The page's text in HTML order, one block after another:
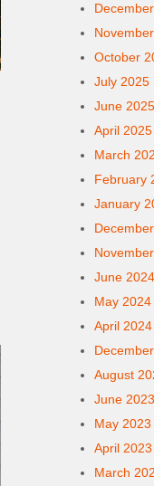
October
July 2025
June 2025
April 2025
March
February
January
June 2024
May 2024
April 2024
August
June 2023
May 2023
April 2023
March